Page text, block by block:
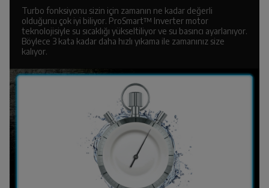
Turbo fonksiyonu sizin için zamanın ne kadar değerli
olduğunu çok iyi biliyor. ProSmart™ Inverter motor
teknolojisiyle su sıcaklığı yükseltiliyor ve su basıncı ayarlanıyor.
Böylece 3 kata kadar daha hızlı yıkama ile zamanınız size
kalıyor.